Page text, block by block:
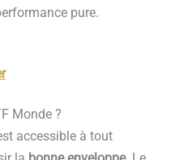
pure.
Monde ?
accessible à tout